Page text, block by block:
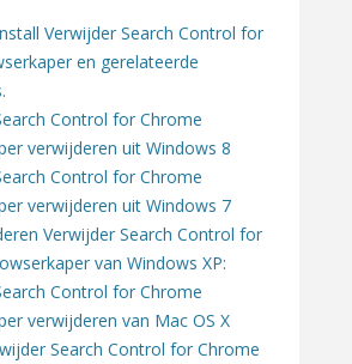
Verwijder Search Control for
en gerelateerde
Control for Chrome
verwijderen uit Windows 8
Control for Chrome
verwijderen uit Windows 7
Verwijder Search Control for
van Windows XP:
Control for Chrome
verwijderen van Mac OS X
Search Control for Chrome